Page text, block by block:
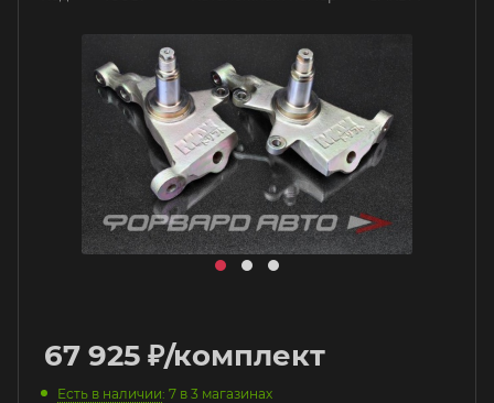
67 925 ₽/комплект
Есть в наличии: 7 в 3 магазинах